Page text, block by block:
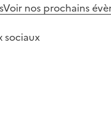
Voir nos prochains
sociaux